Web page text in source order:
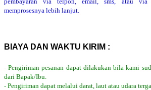
memprosesnya lebih lanjut.
BIAYA DAN WAKTU KIRIM :
- Pengiriman pesanan dapat dilakukan bila kami
dari Bapak/Ibu.
- Pengiriman dapat melalui darat, laut atau udara